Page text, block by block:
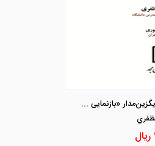
درآمدی بر سیاست جنایی جایگزین‌مدار «بازنمایی و آسیب‌شناسی رویکرد نظام حقوقی و سیاست جنایی ایران به نهاد جایگزین‌سازی حبس»
ریال